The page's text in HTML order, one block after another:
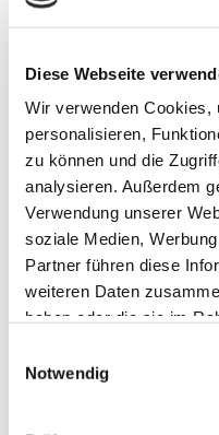
Diese Webseite
Wir verwenden Cookies,
personalisieren,
zu können und die
analysieren. Außerdem
Verwendung unserer
soziale Medien,
Partner führen diese
weiteren Daten
haben oder die sie im
Notwendig